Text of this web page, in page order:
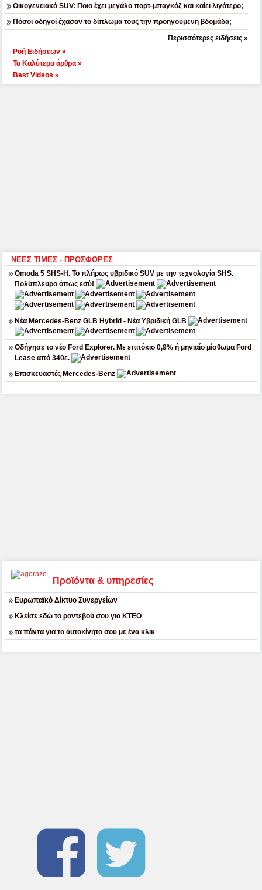
Οικογενειακά SUV: Ποιο έχει μεγάλο πορτ-μπαγκάζ και καίει λιγότερο;
Πόσοι οδηγοί έχασαν το δίπλωμα τους την προηγούμενη βδομάδα;
Περισσότερες ειδήσεις »
Ροή Ειδήσεων »
Τα Καλύτερα άρθρα »
Best Videos »
ΝΕΕΣ ΤΙΜΕΣ - ΠΡΟΣΦΟΡΕΣ
Omoda 5 SHS-H. Το πλήρως υβριδικό SUV με την τεχνολογία SHS.
Πολύπλευρο όπως εσύ!
Νέα Mercedes-Benz GLB Hybrid - Νέα Υβριδική GLB
Οδήγησε το νέο Ford Explorer. Με επιτόκιο 0,9% ή μηνιαίο μίσθωμα Ford
Lease από 340ε.
Επισκευαστές Mercedes-Benz
Προϊόντα & υπηρεσίες
Ευρωπαϊκό Δίκτυο Συνεργείων
Κλείσε εδώ το ραντεβού σου για ΚΤΕΟ
τα πάντα για το αυτοκίνητο σου με ένα κλικ